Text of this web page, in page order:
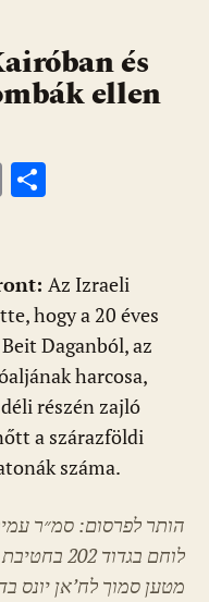
és
ellen
Pr
m
e
g
Az Izraeli
hogy a 20 éves
Daganból, az
harcosa,
részén zajló
a szárazföldi
száma.
לוחם
מטען סמוך לח’אן יונס